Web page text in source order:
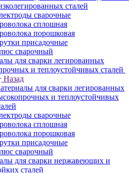
сталей
сварочные
сплошная
порошковая
присадочные
сварочный
для сварки легированных
и теплоустойчивых сталей
Назад
для сварки легированных
и теплоустойчивых
сварочные
сплошная
порошковая
присадочные
сварочный
для сварки нержавеющих и
сталей